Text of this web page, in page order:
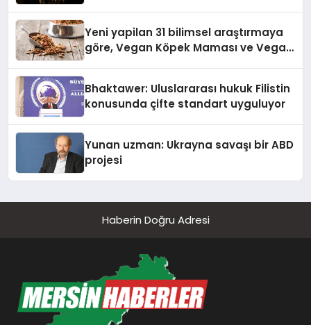
Yeni yapilan 31 bilimsel araştırmaya
göre, Vegan Köpek Maması ve Vegan
Bhaktawer: Uluslararası hukuk Filistin
konusunda çifte standart uyguluyor
Yunan uzman: Ukrayna savaşı bir ABD
projesi
Haberin Doğru Adresi